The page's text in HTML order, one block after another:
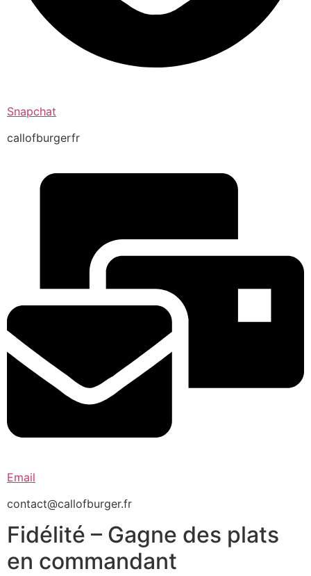
Snapchat
callofburgerfr
Email
contact@callofburger.fr
Fidélité – Gagne des plats
en commandant